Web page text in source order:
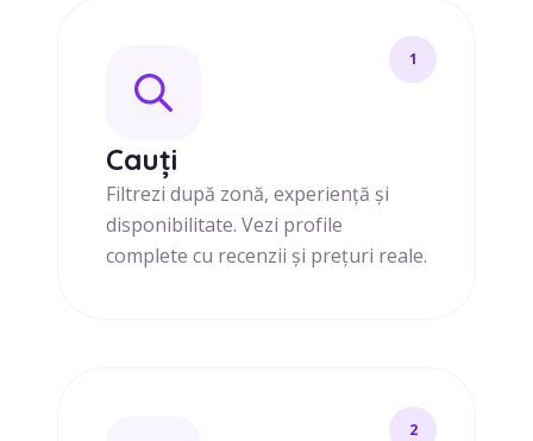
1
Cauți
Filtrezi după zonă, experiență și
disponibilitate. Vezi profile
complete cu recenzii și prețuri reale.
2